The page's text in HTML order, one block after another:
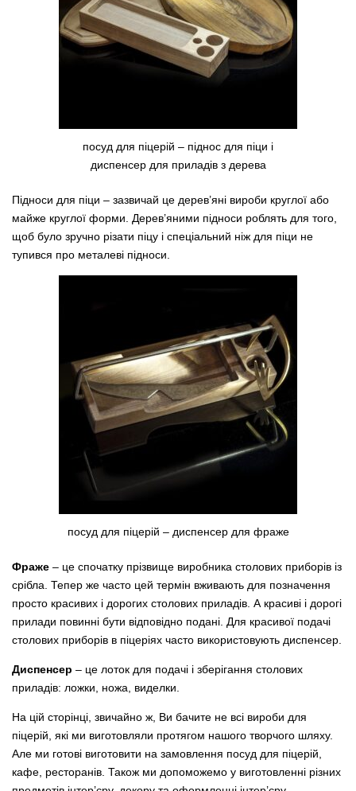
посуд для піцерій – піднос для піци і
диспенсер для приладів з дерева
Підноси для піци – зазвичай це дерев’яні вироби круглої або
майже круглої форми. Дерев’яними підноси роблять для того,
щоб було зручно різати піцу і спеціальний ніж для піци не
тупився про металеві підноси.
посуд для піцерій – диспенсер для фраже
Фраже – це спочатку прізвище виробника столових приборів із
срібла. Тепер же часто цей термін вживають для позначення
просто красивих і дорогих столових приладів. А красиві і дорогі
прилади повинні бути відповідно подані. Для красивої подачі
столових приборів в піцеріях часто використовують диспенсер.
Диспенсер – це лоток для подачі і зберігання столових
приладів: ложки, ножа, виделки.
На цій сторінці, звичайно ж, Ви бачите не всі вироби для
піцерій, які ми виготовляли протягом нашого творчого шляху.
Але ми готові виготовити на замовлення посуд для піцерій,
кафе, ресторанів. Також ми допоможемо у виготовленні різних